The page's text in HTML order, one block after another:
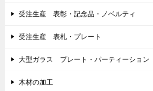
受注生産 表彰・記念品・ノベルティ
受注生産 表札・プレート
大型ガラス プレート・パーティーション
木材の加工